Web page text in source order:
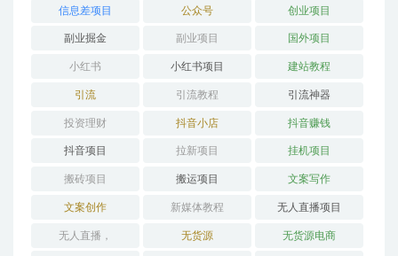
信息差项目 公众号 创业项目
副业掘金 副业项目 国外项目
小红书 小红书项目 建站教程
引流 引流教程 引流神器
投资理财 抖音小店 抖音赚钱
抖音项目 拉新项目 挂机项目
搬砖项目 搬运项目 文案写作
文案创作 新媒体教程 无人直播项目
无人直播， 无货源 无货源电商